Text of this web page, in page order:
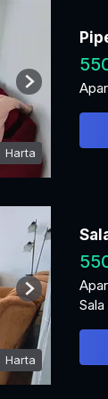
Harta
Next
Harta
Next